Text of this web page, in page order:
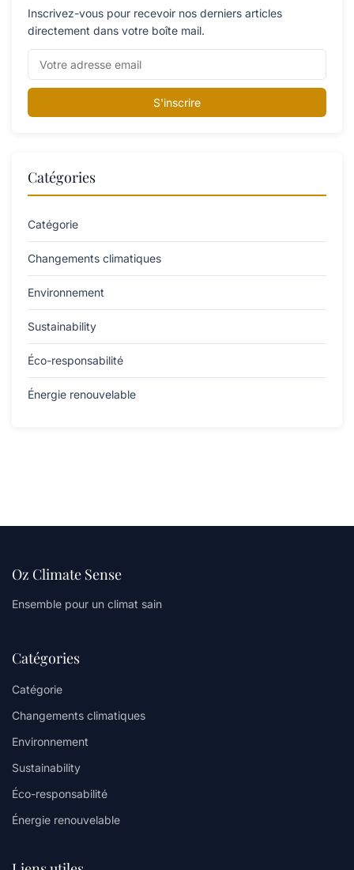
Inscrivez-vous pour recevoir nos derniers articles
directement dans votre boîte mail.
S'inscrire
Catégories
Catégorie
Changements climatiques
Environnement
Sustainability
Éco-responsabilité
Énergie renouvelable
Oz Climate Sense
Ensemble pour un climat sain
Catégories
Catégorie
Changements climatiques
Environnement
Sustainability
Éco-responsabilité
Énergie renouvelable